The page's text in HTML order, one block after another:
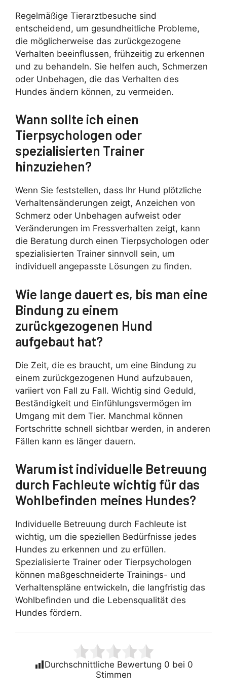
Regelmäßige Tierarztbesuche sind
entscheidend, um gesundheitliche Probleme,
die möglicherweise das zurückgezogene
Verhalten beeinflussen, frühzeitig zu erkennen
und zu behandeln. Sie helfen auch, Schmerzen
oder Unbehagen, die das Verhalten des
Hundes ändern können, zu vermeiden.
Wann sollte ich einen
Tierpsychologen oder
spezialisierten Trainer
hinzuziehen?
Wenn Sie feststellen, dass Ihr Hund plötzliche
Verhaltensänderungen zeigt, Anzeichen von
Schmerz oder Unbehagen aufweist oder
Veränderungen im Fressverhalten zeigt, kann
die Beratung durch einen Tierpsychologen oder
spezialisierten Trainer sinnvoll sein, um
individuell angepasste Lösungen zu finden.
Wie lange dauert es, bis man eine
Bindung zu einem
zurückgezogenen Hund
aufgebaut hat?
Die Zeit, die es braucht, um eine Bindung zu
einem zurückgezogenen Hund aufzubauen,
variiert von Fall zu Fall. Wichtig sind Geduld,
Beständigkeit und Einfühlungsvermögen im
Umgang mit dem Tier. Manchmal können
Fortschritte schnell sichtbar werden, in anderen
Fällen kann es länger dauern.
Warum ist individuelle Betreuung
durch Fachleute wichtig für das
Wohlbefinden meines Hundes?
Individuelle Betreuung durch Fachleute ist
wichtig, um die speziellen Bedürfnisse jedes
Hundes zu erkennen und zu erfüllen.
Spezialisierte Trainer oder Tierpsychologen
können maßgeschneiderte Trainings- und
Verhaltenspläne entwickeln, die langfristig das
Wohlbefinden und die Lebensqualität des
Hundes fördern.
Durchschnittliche Bewertung 0 bei 0
Stimmen